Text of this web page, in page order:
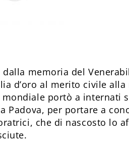
dalla memoria del
d’oro al merito civile
mondiale portò a internati
Padova, per portare a
che di nascosto lo